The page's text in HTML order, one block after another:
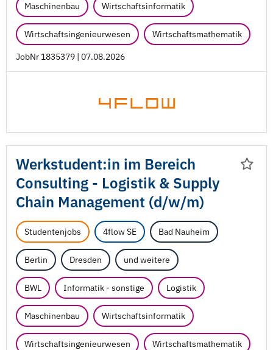
Maschinenbau Wirtschaftsinformatik
Wirtschaftsingenieurwesen Wirtschaftsmathematik
JobNr 1835379 | 07.08.2026
Werkstudent:in im Bereich
Consulting - Logistik & Supply
Chain Management (d/w/m)
Studentenjobs 4flow SE Bad Nauheim
Berlin Dresden und weitere
BWL Informatik - sonstige Logistik
Maschinenbau Wirtschaftsinformatik
Wirtschaftsingenieurwesen Wirtschaftsmathematik